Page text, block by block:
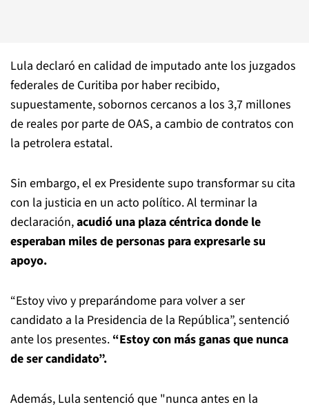
Lula declaró en calidad de imputado ante los juzgados
federales de Curitiba por haber recibido,
supuestamente, sobornos cercanos a los 3,7 millones
de reales por parte de OAS, a cambio de contratos con
la petrolera estatal.
Sin embargo, el ex Presidente supo transformar su cita
con la justicia en un acto político. Al terminar la
declaración,acudió una plaza céntrica donde le
esperaban miles de personas para expresarle su
apoyo.
“Estoy vivo y preparándome para volver a ser
candidato a la Presidencia de la República”, sentenció
ante los presentes. “Estoy con más ganas que nunca
de ser candidato”.
Además, Lula sentenció que "nunca antes en la